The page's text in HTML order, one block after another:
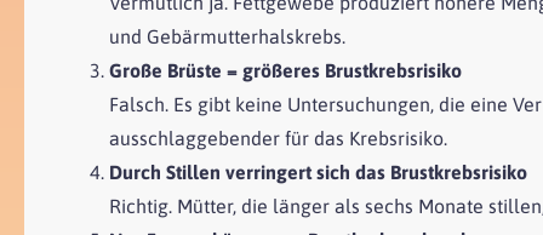
und Gebärmutterhalskrebs.
Große Brüste = größeres Brustkrebsrisiko
Falsch. Es gibt keine Untersuchungen, die eine
ausschlaggebender für das Krebsrisiko.
Durch Stillen verringert sich das Brustkrebsrisiko
Richtig. Mütter, die länger als sechs Monate